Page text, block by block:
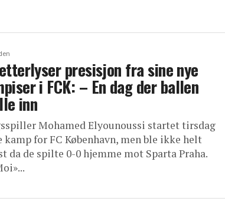
presisjon fra sine nye
i FCK: – En dag der ballen
inn
Mohamed Elyounoussi startet tirsdag
kamp for FC København, men ble ikke helt
da de spilte 0-0 hjemme mot Sparta Praha.